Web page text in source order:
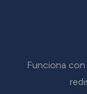
Funciona con